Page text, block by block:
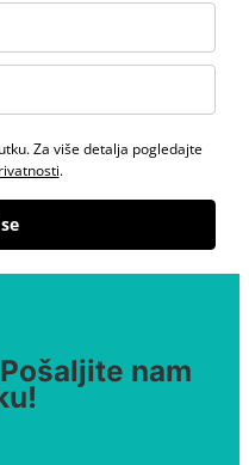
Za više detalja pogledajte
.
nam